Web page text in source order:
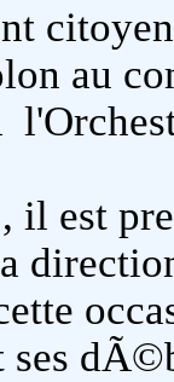
au
il est
ses